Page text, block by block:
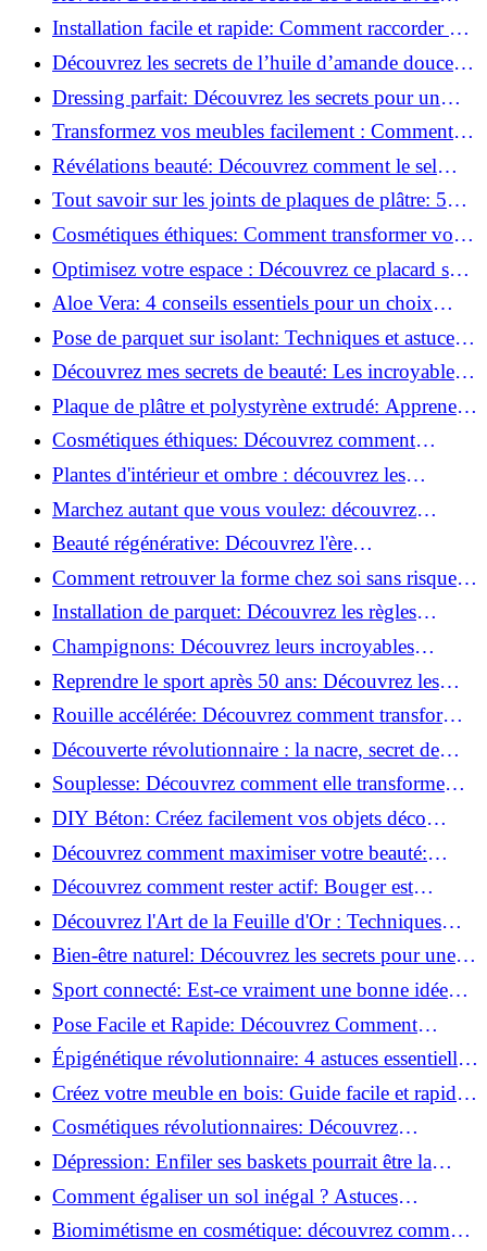
l'huile de ricin!
Installation facile et rapide: Comment raccorder un
luminaire au plafond!
Découvrez les secrets de l’huile d’amande douce :
Pourquoi vous devez l'adopter!
Dressing parfait: Découvrez les secrets pour un
rangement optimal!
Transformez vos meubles facilement : Comment
installer des roulettes en un clin d'œil !
Révélations beauté: Découvrez comment le sel
transforme votre routine!
Tout savoir sur les joints de plaques de plâtre: 5
questions clés pour comprendre les fissures!
Cosmétiques éthiques: Comment transformer votre
routine beauté!
Optimisez votre espace : Découvrez ce placard sous
rampant à portes coulissantes!
Aloe Vera: 4 conseils essentiels pour un choix
parfait!
Pose de parquet sur isolant: Techniques et astuces
pour un sol parfait!
Découvrez mes secrets de beauté: Les incroyables
vertus du raisin!
Plaque de plâtre et polystyrène extrudé: Apprenez
à les coller efficacement!
Cosmétiques éthiques: Découvrez comment
transformer votre routine beauté!
Plantes d'intérieur et ombre : découvrez les
meilleures pour votre maison !
Marchez autant que vous voulez: découvrez
pourquoi c'est bénéfique!
Beauté régénérative: Découvrez l'ère
révolutionnaire de la cosmétique verte!
Comment retrouver la forme chez soi sans risque
de blessure: Techniques et conseils sûrs!
Installation de parquet: Découvrez les règles
essentielles à respecter!
Champignons: Découvrez leurs incroyables
pouvoirs antioxydants!
Reprendre le sport après 50 ans: Découvrez les
meilleures méthodes!
Rouille accélérée: Découvrez comment transformer
la corrosion en déco tendance!
Découverte révolutionnaire : la nacre, secret de
régénération inouï !
Souplesse: Découvrez comment elle transforme
votre performance sportive!
DIY Béton: Créez facilement vos objets déco
tendance!
Découvrez comment maximiser votre beauté:
Astuces et secrets révélés!
Découvrez comment rester actif: Bouger est
toujours possible!
Découvrez l'Art de la Feuille d'Or : Techniques
Incontournables pour Réussir!
Bien-être naturel: Découvrez les secrets pour une
vie saine!
Sport connecté: Est-ce vraiment une bonne idée
pour vous?
Pose Facile et Rapide: Découvrez Comment
Monter des Carreaux de Béton Cellulaire!
Épigénétique révolutionnaire: 4 astuces essentielles
pour transformer votre bien-être!
Créez votre meuble en bois: Guide facile et rapide
pour débutants!
Cosmétiques révolutionnaires: Découvrez
comment les fermes verticales transforment la
beauté!
Dépression: Enfiler ses baskets pourrait être la
solution!
Comment égaliser un sol inégal ? Astuces
infaillibles pour réussir !
Biomimétisme en cosmétique: découvrez comment